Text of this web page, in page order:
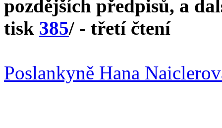
pozdějších předpisů, a
tisk 385/ - třetí čtení
Poslankyně Hana